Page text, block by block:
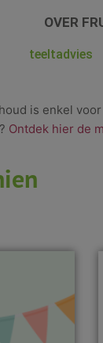
OVER
teeltadvies
is enkel
Ontdek hier de